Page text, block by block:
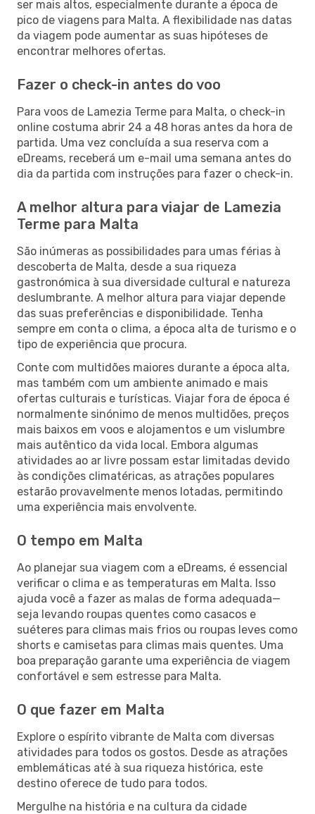
ser mais altos, especialmente durante a época de
pico de viagens para Malta. A flexibilidade nas datas
da viagem pode aumentar as suas hipóteses de
encontrar melhores ofertas.
Fazer o check-in antes do voo
Para voos de Lamezia Terme para Malta, o check-in
online costuma abrir 24 a 48 horas antes da hora de
partida. Uma vez concluída a sua reserva com a
eDreams, receberá um e-mail uma semana antes do
dia da partida com instruções para fazer o check-in.
A melhor altura para viajar de Lamezia
Terme para Malta
São inúmeras as possibilidades para umas férias à
descoberta de Malta, desde a sua riqueza
gastronómica à sua diversidade cultural e natureza
deslumbrante. A melhor altura para viajar depende
das suas preferências e disponibilidade. Tenha
sempre em conta o clima, a época alta de turismo e o
tipo de experiência que procura.
Conte com multidões maiores durante a época alta,
mas também com um ambiente animado e mais
ofertas culturais e turísticas. Viajar fora de época é
normalmente sinónimo de menos multidões, preços
mais baixos em voos e alojamentos e um vislumbre
mais autêntico da vida local. Embora algumas
atividades ao ar livre possam estar limitadas devido
às condições climatéricas, as atrações populares
estarão provavelmente menos lotadas, permitindo
uma experiência mais envolvente.
O tempo em Malta
Ao planejar sua viagem com a eDreams, é essencial
verificar o clima e as temperaturas em Malta. Isso
ajuda você a fazer as malas de forma adequada—
seja levando roupas quentes como casacos e
suéteres para climas mais frios ou roupas leves como
shorts e camisetas para climas mais quentes. Uma
boa preparação garante uma experiência de viagem
confortável e sem estresse para Malta.
O que fazer em Malta
Explore o espírito vibrante de Malta com diversas
atividades para todos os gostos. Desde as atrações
emblemáticas até à sua riqueza histórica, este
destino oferece de tudo para todos.
Mergulhe na história e na cultura da cidade